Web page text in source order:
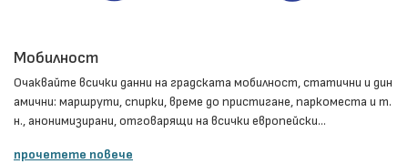
Мобилност
Очаквайте всички данни на градската мобилност, статични и дин
амични: маршрути, спирки, време до пристигане, паркоместа и т.
н., анонимизирани, отговарящи на всички европейски...
прочетете повече